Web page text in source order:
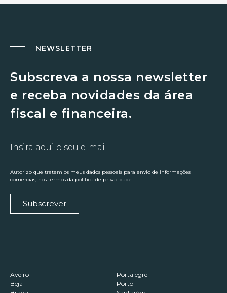
NEWSLETTER
Subscreva a nossa newsletter
e receba novidades da área
fiscal e financeira.
Autorizo que tratem os meus dados pessoais para envio de informações
comercias, nos termos da política de privacidade.
Subscrever
Aveiro
Beja
Portalegre
Porto